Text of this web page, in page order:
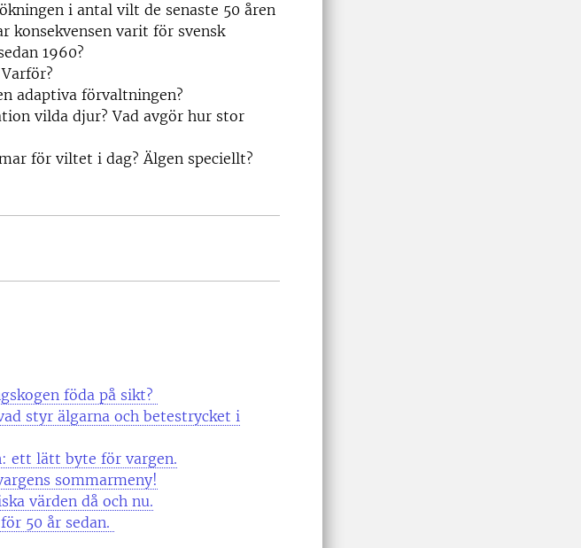
i antal vilt de senaste 50 åren
konsekvensen varit för svensk
1960?
adaptiva förvaltningen?
vilda djur? Vad avgör hur stor
för viltet i dag? Älgen speciellt?
föda på sikt?
styr älgarna och betestrycket i
ett lätt byte för vargen.
sommarmeny!
värden då och nu.
50 år sedan.